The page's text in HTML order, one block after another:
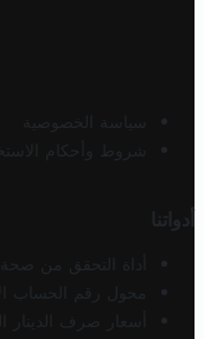
سياسة الخصوصية
شروط وأحكام
أدواتنا
أداة التحقق من
محول رقم الحساب
أسعار صرف الدينار